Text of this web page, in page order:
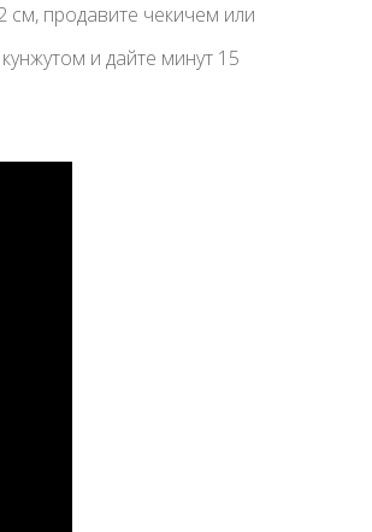
см, продавите чекичем или
и дайте минут 15